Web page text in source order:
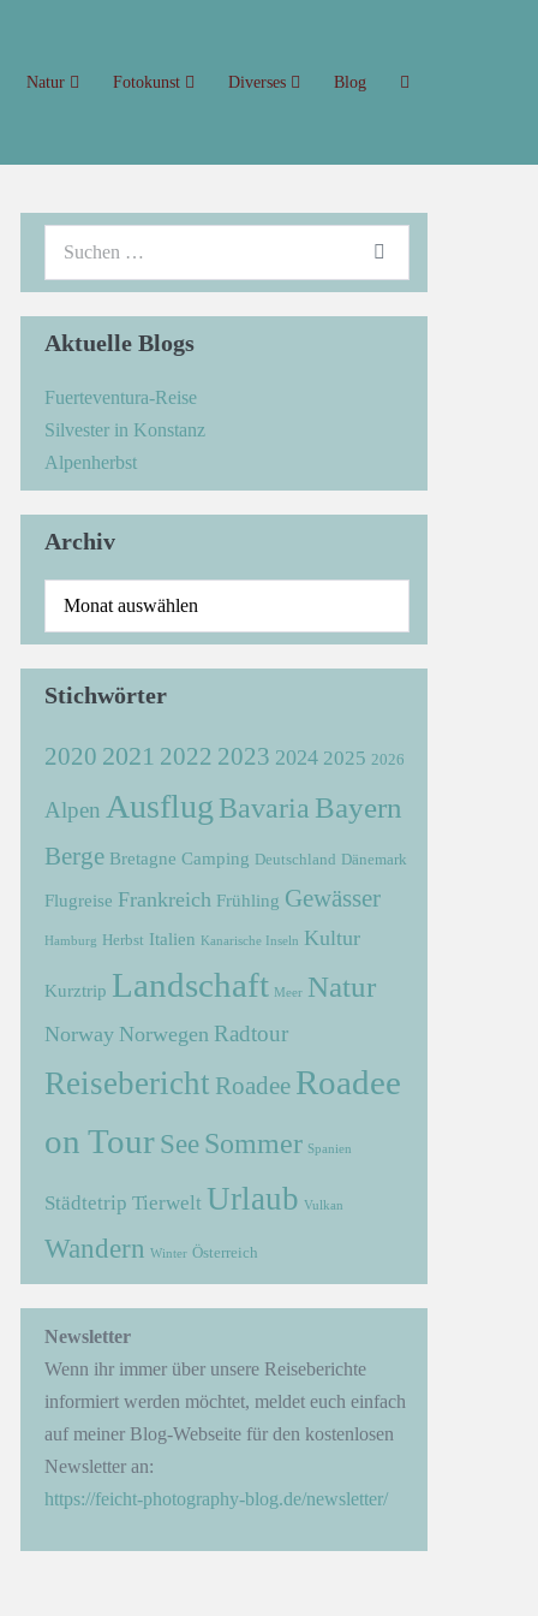
Natur Fotokunst Diverses Blog
Aktuelle Blogs
Fuerteventura-Reise
Silvester in Konstanz
Alpenherbst
Archiv
Stichwörter
2020 2021 2022 2023 2024 2025 2026
Alpen Ausflug Bavaria Bayern
Berge Bretagne Camping Deutschland Dänemark
Flugreise Frankreich Frühling Gewässer
Hamburg Herbst Italien Kanarische Inseln Kultur
Kurztrip Landschaft Meer Natur
Norway Norwegen Radtour
Reisebericht Roadee Roadee
on Tour See Sommer Spanien
Städtetrip Tierwelt Urlaub Vulkan
Wandern Winter Österreich
Newsletter
Wenn ihr immer über unsere Reiseberichte
informiert werden möchtet, meldet euch einfach
auf meiner Blog-Webseite für den kostenlosen
Newsletter an:
https://feicht-photography-blog.de/newsletter/